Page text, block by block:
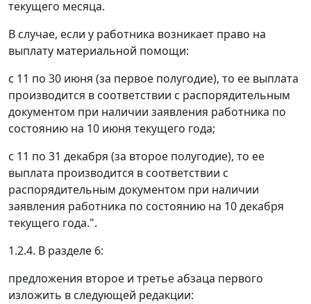
текущего месяца.
В случае, если у работника возникает право на
выплату материальной помощи:
с 11 по 30 июня (за первое полугодие), то ее выплата
производится в соответствии с распорядительным
документом при наличии заявления работника по
состоянию на 10 июня текущего года;
с 11 по 31 декабря (за второе полугодие), то ее
выплата производится в соответствии с
распорядительным документом при наличии
заявления работника по состоянию на 10 декабря
текущего года.".
1.2.4. В разделе 6:
предложения второе и третье абзаца первого
изложить в следующей редакции: